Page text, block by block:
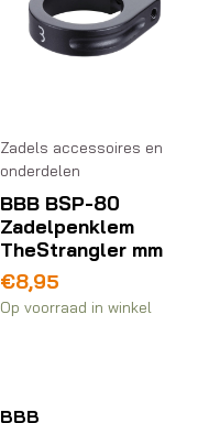
Zadels accessoires en
onderdelen
BBB BSP-80
Zadelpenklem
TheStrangler mm
€8,95
Op voorraad in winkel
BBB